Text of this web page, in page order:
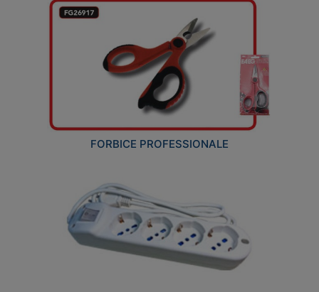
FORBICE PROFESSIONALE